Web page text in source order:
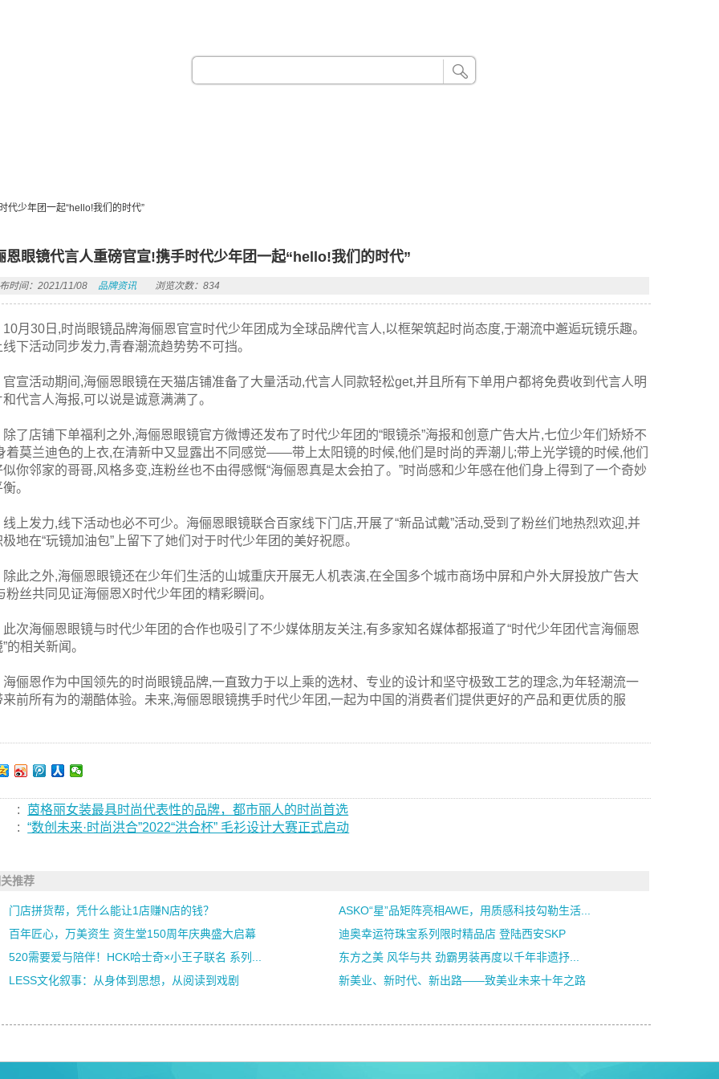
代少年团一起“hello!我们的时代”
恩眼镜代言人重磅官宣!携手时代少年团一起“hello!我们的时代”
时间：2021/11/08 品牌资讯 浏览次数：834
10月30日,时尚眼镜品牌海俪恩官宣时代少年团成为全球品牌代言人,以框架筑起时尚态度,于潮流中邂逅玩镜乐趣。
线下活动同步发力,青春潮流趋势势不可挡。
官宣活动期间,海俪恩眼镜在天猫店铺准备了大量活动,代言人同款轻松get,并且所有下单用户都将免费收到代言人明
和代言人海报,可以说是诚意满满了。
除了店铺下单福利之外,海俪恩眼镜官方微博还发布了时代少年团的“眼镜杀”海报和创意广告大片,七位少年们矫矫不
着莫兰迪色的上衣,在清新中又显露出不同感觉——带上太阳镜的时候,他们是时尚的弄潮儿;带上光学镜的时候,他们
似你邻家的哥哥,风格多变,连粉丝也不由得感慨“海俪恩真是太会拍了。”时尚感和少年感在他们身上得到了一个奇妙
。
线上发力,线下活动也必不可少。海俪恩眼镜联合百家线下门店,开展了“新品试戴”活动,受到了粉丝们地热烈欢迎,并
极地在“玩镜加油包”上留下了她们对于时代少年团的美好祝愿。
除此之外,海俪恩眼镜还在少年们生活的山城重庆开展无人机表演,在全国多个城市商场中屏和户外大屏投放广告大
粉丝共同见证海俪恩X时代少年团的精彩瞬间。
此次海俪恩眼镜与时代少年团的合作也吸引了不少媒体朋友关注,有多家知名媒体都报道了“时代少年团代言海俪恩
的相关新闻。
海俪恩作为中国领先的时尚眼镜品牌,一直致力于以上乘的选材、专业的设计和坚守极致工艺的理念,为年轻潮流一
来前所有为的潮酷体验。未来,海俪恩眼镜携手时代少年团,一起为中国的消费者们提供更好的产品和更优质的服
:
茵格丽女装最具时尚代表性的品牌，都市丽人的时尚首选
:
“数创未来·时尚洪合”2022“洪合杯” 毛衫设计大赛正式启动
推荐
门店拼货帮，凭什么能让1店赚N店的钱？
ASKO“星”品矩阵亮相AWE，用质感科技勾勒生活...
百年匠心，万美资生 资生堂150周年庆典盛大启幕
迪奥幸运符珠宝系列限时精品店 登陆西安SKP
520需要爱与陪伴！HCK哈士奇×小王子联名 系列...
东方之美 风华与共 劲霸男装再度以千年非遗抒...
LESS文化叙事：从身体到思想，从阅读到戏剧
新美业、新时代、新出路——致美业未来十年之路